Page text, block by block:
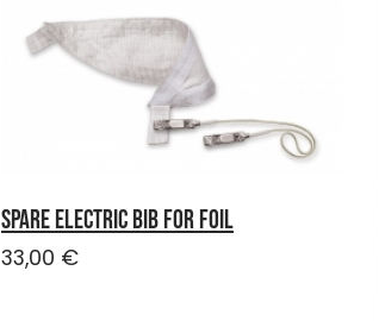
Spare electric bib for foil
33,00 €